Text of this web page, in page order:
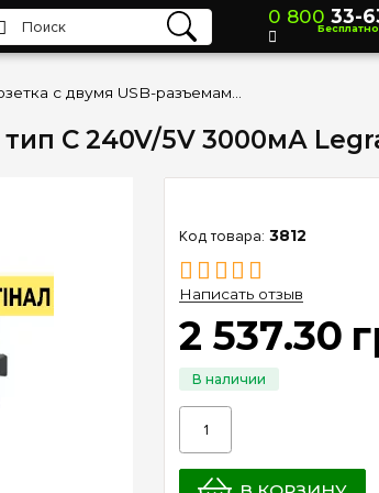
C 240V/5V 3000мА
3812
Написать отзыв
2 537.30
0 800 33-
Бесплатно